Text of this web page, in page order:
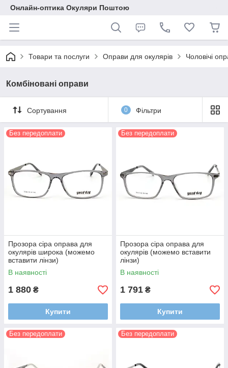
Онлайн-оптика Окуляри Поштою
Товари та послуги Оправи для окулярів Чоловічі
Комбіновані оправи
Сортування 0 Фільтри
Без передоплати
Прозора сіра оправа для
окулярів широка (можемо
вставити лінзи)
В наявності
1 880 ₴
Купити
Без передоплати
Прозора сіра оправа для
окулярів (можемо вставити
лінзи)
В наявності
1 791 ₴
Купити
Без передоплати Без передоплати